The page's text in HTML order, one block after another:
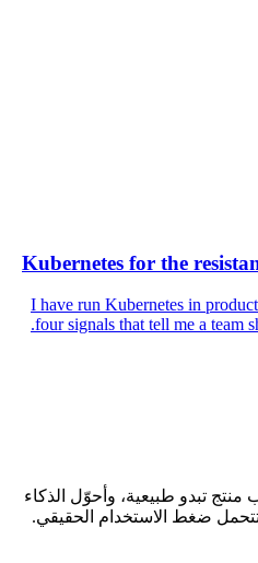
Kubernetes for the
I have run Kubernetes in
four signals that tell me a team
تبدو طبيعية، وأحوّل الذكاء
ضغط الاستخدام الحقيقي.